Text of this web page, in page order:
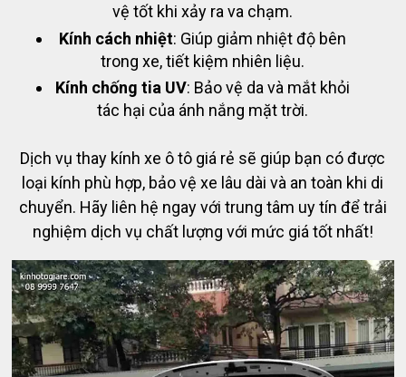
vệ tốt khi xảy ra va chạm.
Kính cách nhiệt: Giúp giảm nhiệt độ bên
trong xe, tiết kiệm nhiên liệu.
Kính chống tia UV: Bảo vệ da và mắt khỏi
tác hại của ánh nắng mặt trời.
Dịch vụ thay kính xe ô tô giá rẻ sẽ giúp bạn có được
loại kính phù hợp, bảo vệ xe lâu dài và an toàn khi di
chuyển. Hãy liên hệ ngay với trung tâm uy tín để trải
nghiệm dịch vụ chất lượng với mức giá tốt nhất!